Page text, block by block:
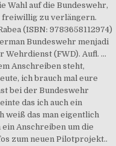
Wahl auf die Bundeswehr,
freiwillig zu verlängern.
(ISBN: 9783658112974)
Bundeswehr menjadi
(FWD). Aufl. ...
Anschreiben steht,
ich brauch mal eure
bei der Bundeswehr
das ich auch ein
weiß das man eigentlich
Anschreiben um die
zum neuen Pilotprojekt..